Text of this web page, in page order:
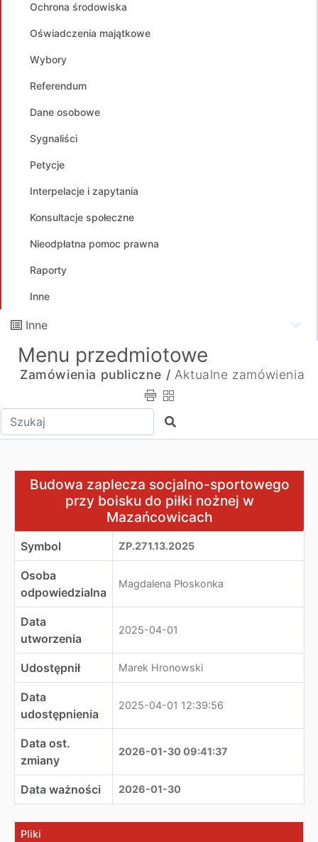
Ochrona środowiska
Oświadczenia majątkowe
Wybory
Referendum
Dane osobowe
Sygnaliści
Petycje
Interpelacje i zapytania
Konsultacje społeczne
Nieodpłatna pomoc prawna
Raporty
Inne
Inne
Menu przedmiotowe
Zamówienia publiczne / Aktualne zamówienia
Wpisz tekst do wyszukania Szukaj
Budowa zaplecza socjalno-sportowego przy boisku do
Budowa zaplecza socjalno-sportowego
przy boisku do piłki nożnej w
Mazańcowicach
Symbol ZP.271.13.2025
Osoba
odpowiedzialna
Magdalena Płoskonka
Data
utworzenia
2025-04-01
Udostępnił Marek Hronowski
Data
udostępnienia
2025-04-01 12:39:56
Data ost.
zmiany
2026-01-30 09:41:37
Data ważności 2026-01-30
Pliki